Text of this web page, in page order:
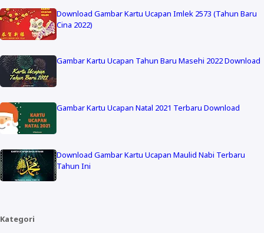
Download Gambar Kartu Ucapan Imlek 2573 (Tahun Baru
Cina 2022)
Gambar Kartu Ucapan Tahun Baru Masehi 2022 Download
Gambar Kartu Ucapan Natal 2021 Terbaru Download
Download Gambar Kartu Ucapan Maulid Nabi Terbaru
Tahun Ini
Kategori